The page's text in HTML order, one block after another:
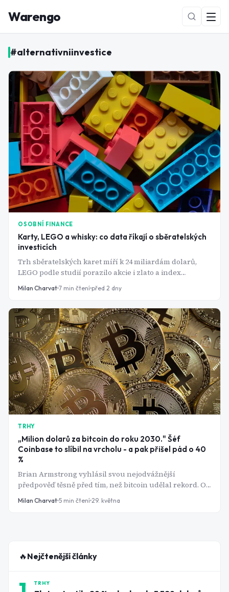
Warengo
NOVÉ
#alternativniinvestice
OSOBNÍ FINANCE
Karty, LEGO a whisky: co data říkají o sběratelských
investicích
Trh sběratelských karet míří k 24 miliardám dolarů,
LEGO podle studií porazilo akcie i zlato a index
luxusních sběratelských aktiv se po letech poklesů
stabilizuje. Data ale zároveň ukazují, proč jsou tyto
doplňkem portfolia.
Milan Charvat 7 min čtení před 2 dny
TRHY
„Milion dolarů za bitcoin do roku 2030." Šéf
Coinbase to slíbil na vrcholu - a pak přišel pád o 40
%
Brian Armstrong vyhlásil svou nejodvážnější
předpověď těsně před tím, než bitcoin udělal rekord. Od
té doby ztratil přes 40 %. Je cíl milion dolarů sázka
Milan Charvat 5 min čtení 29. května
🔥 Nejčtenější články
TRHY